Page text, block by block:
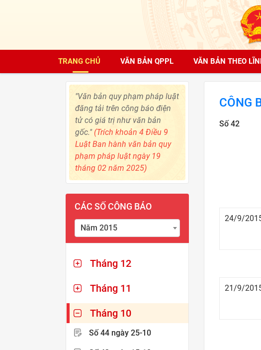
TRANG CHỦ VĂN BẢN QPPL VĂN BẢN THEO
"Văn bản quy phạm pháp luật
đăng tải trên công báo điện
tử có giá trị như văn bản
gốc." (Trích khoản 4 Điều 9
Luật Ban hành văn bản quy
phạm pháp luật ngày 19
tháng 02 năm 2025)
CÁC SỐ CÔNG BÁO
Năm 2015
Tháng 12
Tháng 11
Tháng 10
Số 44 ngày 25-10
CÔNG
Số 42
24/9/
21/9/